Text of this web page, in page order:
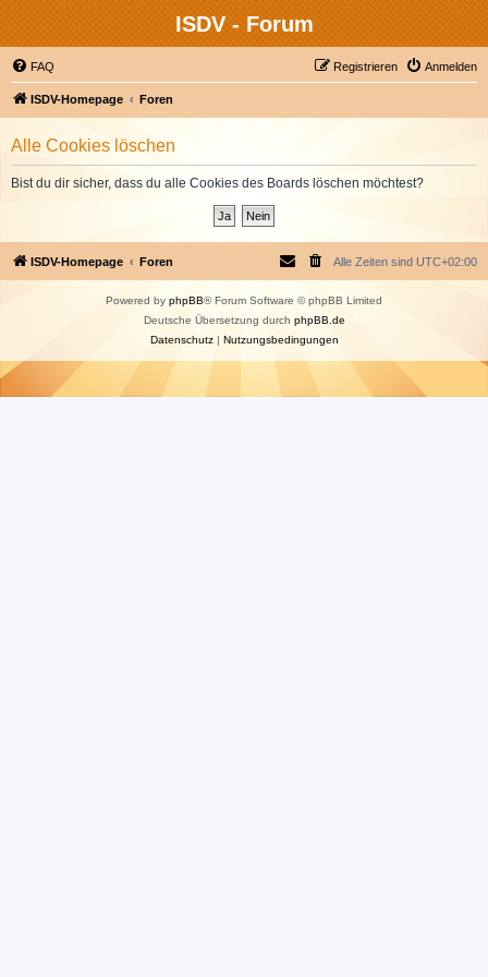
ISDV - Forum
FAQ Anmelden
Registrieren
ISDV-Homepage Foren
Alle Cookies löschen
Bist du dir sicher, dass du alle Cookies des Boards löschen möchtest?
ISDV-Homepage Foren Alle Zeiten sind UTC+02:00
Powered by phpBB® Forum Software © phpBB Limited
Deutsche Übersetzung durch phpBB.de
Datenschutz| Nutzungsbedingungen